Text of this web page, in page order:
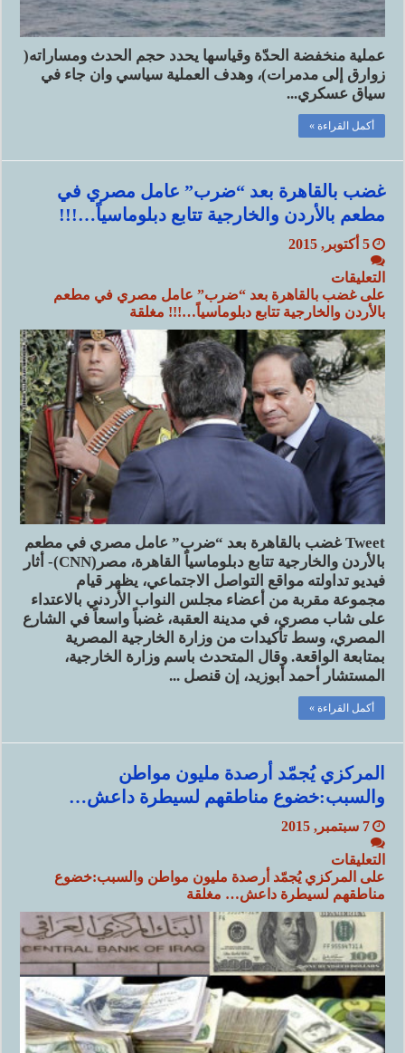
عملية منخفضة الحدّة وقياسها يحدد حجم الحدث ومساراته(
زوارق إلى مدمرات)، وهدف العملية سياسي وان جاء في
سياق عسكري...
أكمل القراءة »
غضب بالقاهرة بعد “ضرب” عامل مصري في
مطعم بالأردن والخارجية تتابع دبلوماسياً…!!!
5 أكتوبر, 2015
التعليقات
على غضب بالقاهرة بعد “ضرب” عامل مصري في مطعم
بالأردن والخارجية تتابع دبلوماسياً…!!! مغلقة
Tweet غضب بالقاهرة بعد “ضرب” عامل مصري في مطعم
بالأردن والخارجية تتابع دبلوماسياً القاهرة، مصر(CNN)- أثار
فيديو تداولته مواقع التواصل الاجتماعي، يظهر قيام
مجموعة مقربة من أعضاء مجلس النواب الأردني بالاعتداء
على شاب مصري، في مدينة العقبة، غضباً واسعاً في الشارع
المصري، وسط تأكيدات من وزارة الخارجية المصرية
بمتابعة الواقعة. وقال المتحدث باسم وزارة الخارجية،
المستشار أحمد أبوزيد، إن قنصل ...
أكمل القراءة »
المركزي يُجمّد أرصدة مليون مواطن
والسبب:خضوع مناطقهم لسيطرة داعش…
7 سبتمبر, 2015
التعليقات
على المركزي يُجمّد أرصدة مليون مواطن والسبب:خضوع
مناطقهم لسيطرة داعش… مغلقة